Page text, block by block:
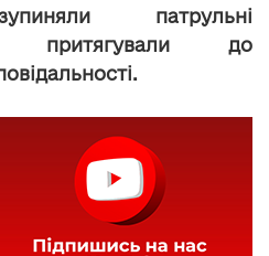
патрульні
притягували до